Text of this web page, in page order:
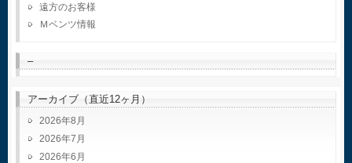
遠方のお客様
Ｍベンツ情報
–
アーカイブ（直近12ヶ月）
2026年8月
2026年7月
2026年6月